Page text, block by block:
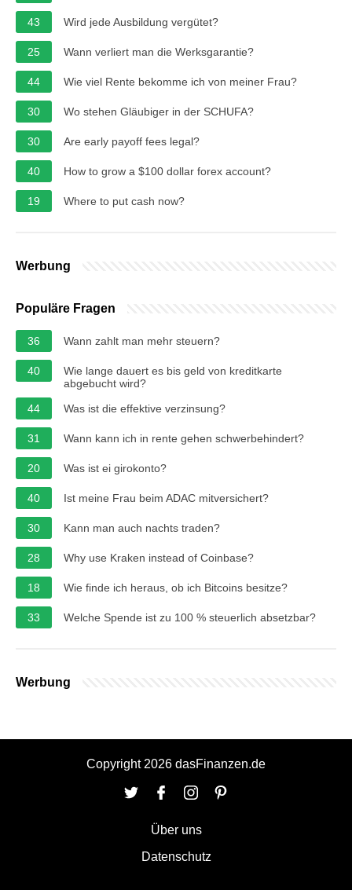
43 Wird jede Ausbildung vergütet?
25 Wann verliert man die Werksgarantie?
44 Wie viel Rente bekomme ich von meiner Frau?
30 Wo stehen Gläubiger in der SCHUFA?
30 Are early payoff fees legal?
40 How to grow a $100 dollar forex account?
19 Where to put cash now?
Werbung
Populäre Fragen
36 Wann zahlt man mehr steuern?
40
Wie lange dauert es bis geld von kreditkarte
abgebucht wird?
44
Was ist die effektive verzinsung?
31 Wann kann ich in rente gehen schwerbehindert?
20 Was ist ei girokonto?
40 Ist meine Frau beim ADAC mitversichert?
30 Kann man auch nachts traden?
28 Why use Kraken instead of Coinbase?
18 Wie finde ich heraus, ob ich Bitcoins besitze?
33 Welche Spende ist zu 100 % steuerlich absetzbar?
Werbung
Copyright 2026 dasFinanzen.de
Über uns
Datenschutz